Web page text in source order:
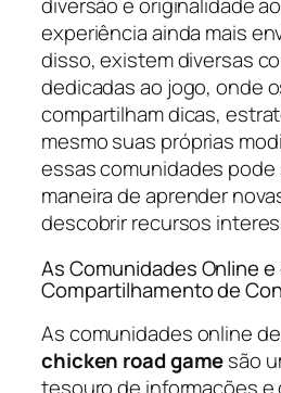
diversão e originalidade
experiência ainda mais
disso, existem diversas
dedicadas ao jogo, onde
compartilham dicas,
mesmo suas próprias
essas comunidades pode
maneira de aprender
descobrir recursos
As Comunidades Online e
Compartilhamento de
As comunidades online
chicken road gamesão